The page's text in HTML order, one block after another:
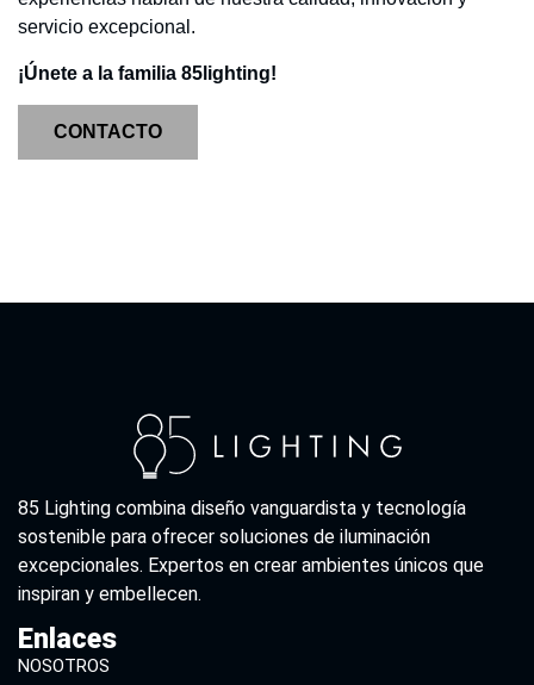
servicio excepcional.
¡Únete a la familia 85lighting!
CONTACTO
85 Lighting combina diseño vanguardista y tecnología
sostenible para ofrecer soluciones de iluminación
excepcionales. Expertos en crear ambientes únicos que
inspiran y embellecen.
Enlaces
NOSOTROS